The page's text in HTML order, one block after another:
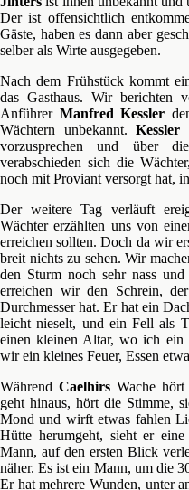
Der ist offensichtlich
Gäste, haben es dann aber
selber als Wirte ausgegeben.
Nach dem Frühstück kommt
das Gasthaus. Wir berichten
Anführer Manfred Kessler
Wächtern unbekannt.Kessler
vorzusprechen und über
verabschieden sich die
noch mit Proviant versorgt hat,
Der weitere Tag verläuft
Wächter erzählten uns von
erreichen sollten. Doch da wir
breit nichts zu sehen. Wir
den Sturm noch sehr nass
erreichen wir den Schrein,
Durchmesser hat. Er hat ein
leicht nieselt, und ein Fell als
einen kleinen Altar, wo ich ein
wir ein kleines Feuer, Essen
Während Caelhirs Wache
geht hinaus, hört die Stimme,
Mond und wirft etwas fahlen
Hütte herumgeht, sieht er
Mann, auf den ersten Blick
näher. Es ist ein Mann, um die
Er hat mehrere Wunden, unter